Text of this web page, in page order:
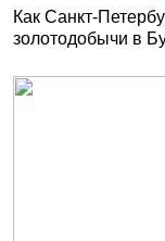
Как Санкт-
золотодобычи в